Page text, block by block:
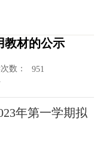
教材的公示
数：
951
年第一学期拟